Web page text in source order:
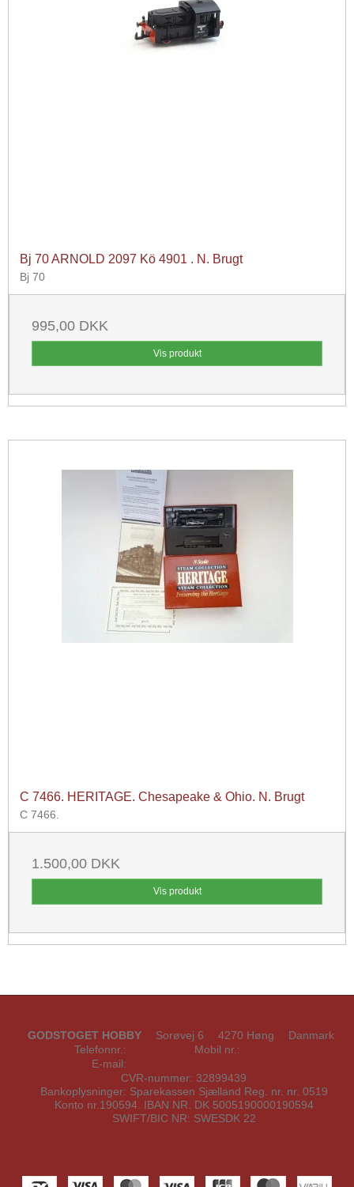
Bj 70 ARNOLD 2097 Kö 4901 . N. Brugt
Bj 70
995,00 DKK
Vis produkt
C 7466. HERITAGE. Chesapeake & Ohio. N. Brugt
C 7466.
1.500,00 DKK
Vis produkt
GODSTOGET HOBBY Sorøvej 6 4270 Høng
Danmark
Telefonnr. : Mobil nr. :
E-mail:
CVR-nummer: 32899439
Bankoplysninger: Sparekassen Sjælland Reg. nr. nr. 0519
Konto nr.190594. IBAN NR. DK 5005190000190594
SWIFT/BIC NR: SWESDK 22